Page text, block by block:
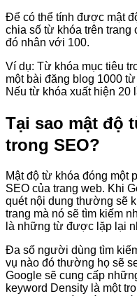
Để có thể tính được mật
chia số từ khóa trên trang
đó nhân với 100.
Ví dụ: Từ khóa mục tiêu
một bài đăng blog 1000
Nếu từ khóa xuất hiện 20
Tại sao mật độ
trong SEO?
Mật độ từ khóa đóng một
SEO của trang web. Khi
quét nội dung thường sẽ
trang mà nó sẽ tìm kiếm
là những từ được lặp lại
Đa số người dùng tìm
vụ nào đó thường họ sẽ
Google sẽ cung cấp
keyword Density là một